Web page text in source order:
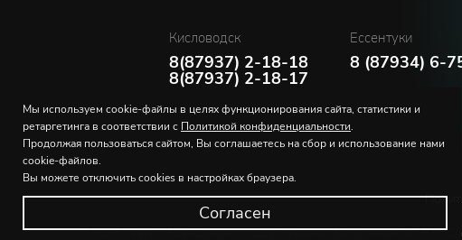
Кисловодск
8(87937) 2-18-18
8(87937) 2-18-17
Ессентуки
8 (87934) 6-
© 2026 Северо-Кавказская государственная филармония им. В.И.
Мы используем cookie-файлы в целях функционирования сайта, статистики и
ретаргетинга в соответствии с Политикой конфиденциальности.
Продолжая пользоваться сайтом, Вы соглашаетесь на сбор и использование нами
cookie-файлов.
Вы можете отключить cookies в настройках браузера.
Согласен